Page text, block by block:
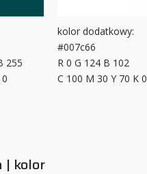
255
kolor dodatkowy:
#007c66
R 0 G 124 B 102
C 100 M 30 Y 70 K 0
| kolor